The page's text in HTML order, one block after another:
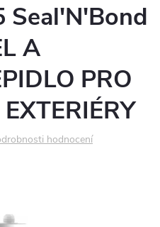
Seal'N'Bond
A
PRO
hodnocení